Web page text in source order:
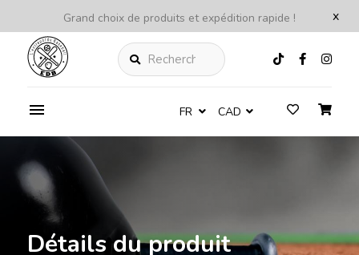
x
Grand choix de produits et expédition rapide !
Rechercher
FR CAD
Détails du produit